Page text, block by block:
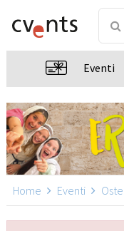
Eventi
Home Eventi